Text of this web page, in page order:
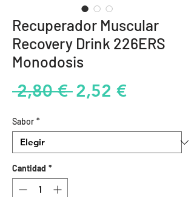
Recuperador Muscular
Recovery Drink 226ERS
Monodosis
2,80 € Precio
2,52 €Precio
oferta
Sabor *
Cantidad *